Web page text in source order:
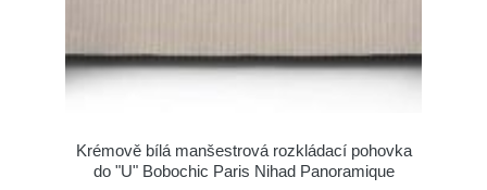
Krémově bílá manšestrová rozkládací pohovka
do "U" Bobochic Paris Nihad Panoramique